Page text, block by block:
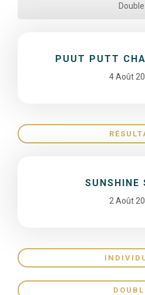
Double
PUUT PUTT
4 Août
SUNSHINE
2 Août